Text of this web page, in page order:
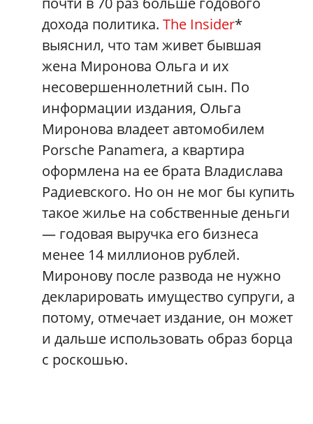
дохода политика. The Insider*
выяснил, что там живет бывшая
жена Миронова Ольга и их
несовершеннолетний сын. По
информации издания, Ольга
Миронова владеет автомобилем
Porsche Panamera, а квартира
оформлена на ее брата Владислава
Радиевского. Но он не мог бы купить
такое жилье на собственные деньги
— годовая выручка его бизнеса
менее 14 миллионов рублей.
Миронову после развода не нужно
декларировать имущество супруги, а
потому, отмечает издание, он может
и дальше использовать образ борца
с роскошью.